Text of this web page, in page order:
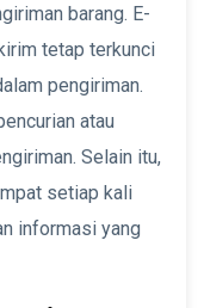
barang. E-
tetap terkunci
pengiriman.
atau
Selain itu,
setiap kali
informasi yang